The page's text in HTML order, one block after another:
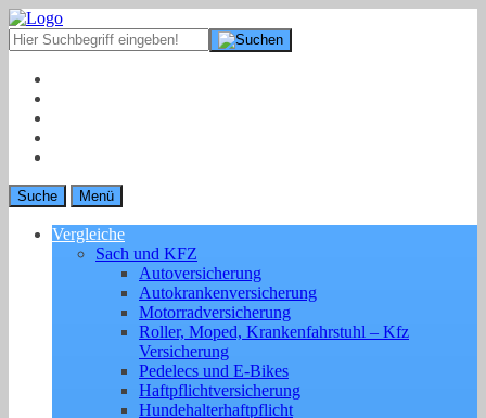
Suche Menü
Vergleiche
Sach und KFZ
Autoversicherung
Autokrankenversicherung
Motorradversicherung
Roller, Moped, Krankenfahrstuhl – Kfz
Versicherung
Pedelecs und E-Bikes
Haftpflichtversicherung
Hundehalterhaftpflicht